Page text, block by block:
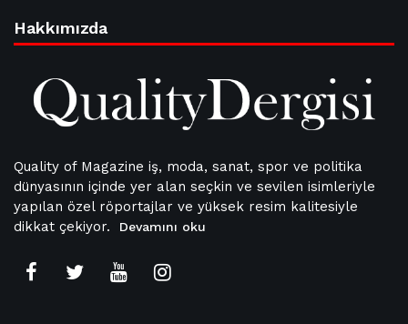
Hakkımızda
Quality of Magazine iş, moda, sanat, spor ve politika
dünyasının içinde yer alan seçkin ve sevilen isimleriyle
yapılan özel röportajlar ve yüksek resim kalitesiyle
dikkat çekiyor.
Devamını oku